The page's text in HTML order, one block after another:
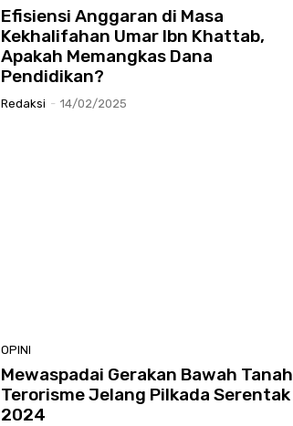
Efisiensi Anggaran di Masa
Kekhalifahan Umar Ibn Khattab,
Apakah Memangkas Dana
Pendidikan?
Redaksi - 14/02/2025
OPINI
Mewaspadai Gerakan Bawah Tanah
Terorisme Jelang Pilkada Serentak
2024